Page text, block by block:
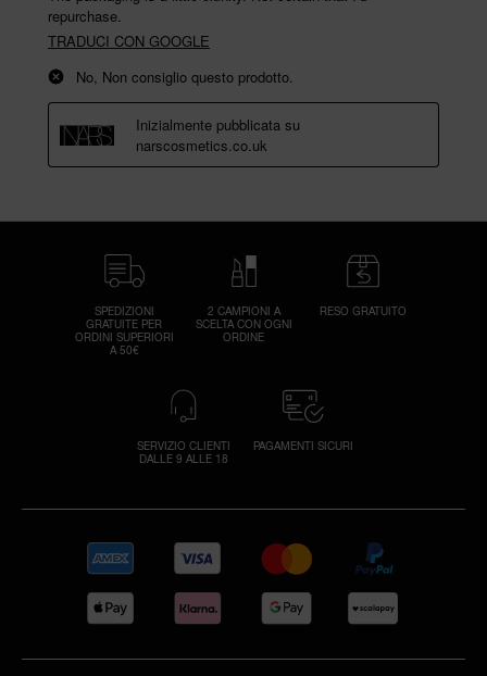
SPEDIZIONI
GRATUITE PER
ORDINI SUPERIORI
A 50€
2 CAMPIONI A
SCELTA CON OGNI
ORDINE
RESO GRATUITO
SERVIZIO CLIENTI
DALLE 9 ALLE 18
PAGAMENTI SICURI